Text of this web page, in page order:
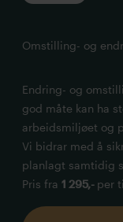
Omstilling- og
Endring- og
god måte kan ha
arbeidsmiljøet og
Vi bidrar med å
planlagt samtidig
Pris fra 1 295,- per